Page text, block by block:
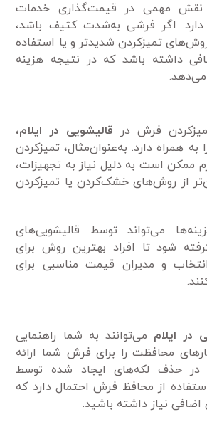
مهمی در قیمت‌گذاری خدمات
دارد. اگر فرشی به‌شدت کثیف باشد،
تمیزکردن شدیدتر و یا استفاده
داشته باشد که در نتیجه هزینه
می‌دهد.
فرش در قالیشویی در ایلام،
به همراه دارد. به‌عنوان‌مثال، تمیزکردن
ممکن است به دلیل نیاز به تجهیزات،
از روش‌های خشک‌کردن یا تمیزکردن
می‌تواند توسط قالیشویی‌های
شود تا افراد بهترین روش برای
و مدیران قیمت مناسبی برای
در ایلام می‌توانند به شما راهنمایی
محافظت را برای فرش شما ارائه
در حذف لکه‌های ایجاد شده توسط
استفاده از محافظ فرش احتمال دارد که
نیاز داشته باشید.